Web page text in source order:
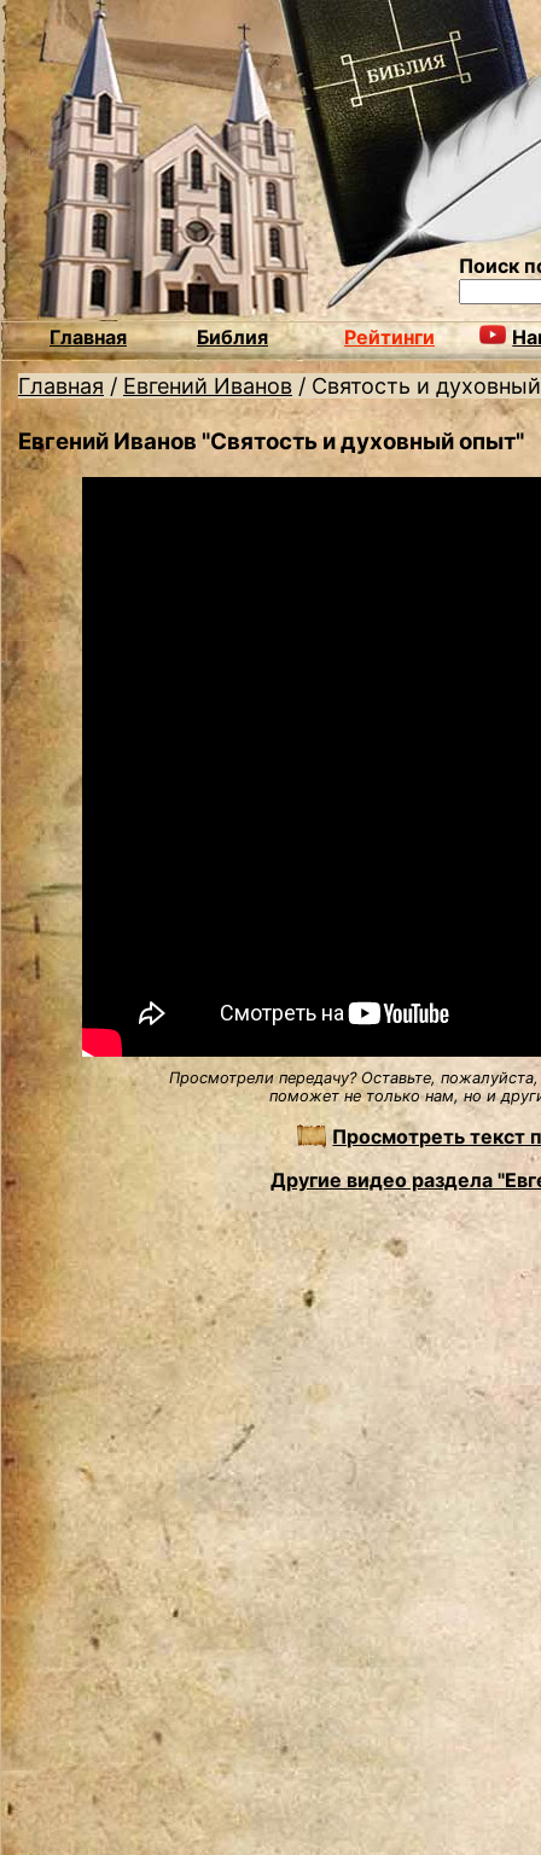
Поиск
Главная Библия Рейтинги
Главная / Евгений Иванов / Святость и
Евгений Иванов "Святость и духовный опыт"
Просмотрели передачу? Оставьте,
поможет не только нам, но и
Просмотреть текст
Другие видео раздела